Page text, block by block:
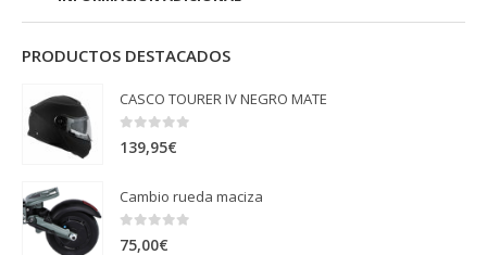
PRODUCTOS DESTACADOS
CASCO TOURER IV NEGRO MATE
0 out of 5
139,95€
Cambio rueda maciza
0out of 5
75,00€